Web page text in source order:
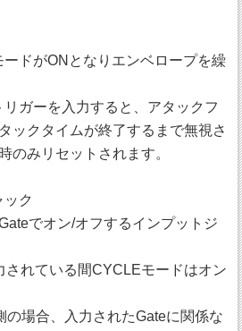
ドがONとなりエンベロープを繰
ガーを入力すると、アタックフ
ックタイムが終了するまで無視さ
のみリセットされます。
ク
でオン/オフするインプットジ
されている間CYCLEモードはオン
の場合、入力されたGateに関係な